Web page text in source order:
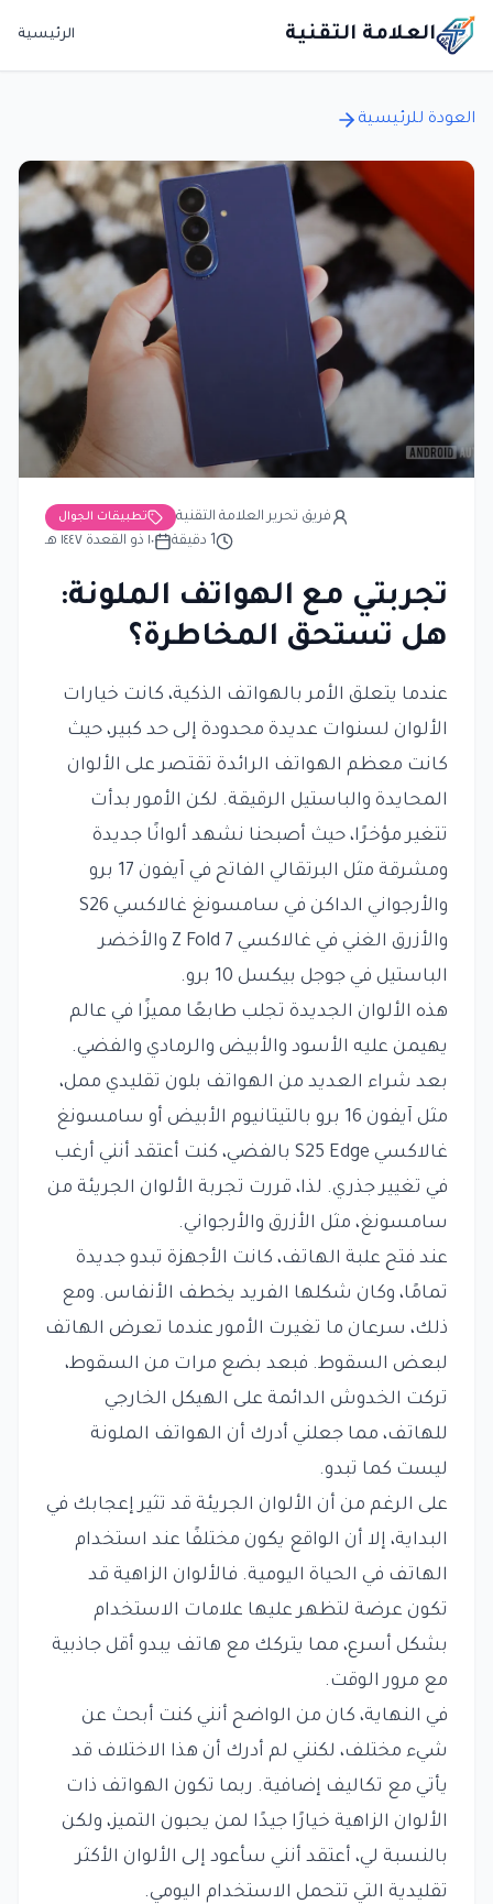
العلامة التقنية الرئيسية
العودة للرئيسية
تطبيقات الجوال
فريق تحرير العلامة التقنية
١٠ ذو القعدة ١٤٤٧ هـ
1 دقيقة
تجربتي مع الهواتف الملونة:
هل تستحق المخاطرة؟
عندما يتعلق الأمر بالهواتف الذكية، كانت خيارات
الألوان لسنوات عديدة محدودة إلى حد كبير، حيث
كانت معظم الهواتف الرائدة تقتصر على الألوان
المحايدة والباستيل الرقيقة. لكن الأمور بدأت
تتغير مؤخرًا، حيث أصبحنا نشهد ألوانًا جديدة
ومشرقة مثل البرتقالي الفاتح في آيفون 17 برو
والأرجواني الداكن في سامسونغ غالاكسي S26
والأزرق الغني في غالاكسي Z Fold 7 والأخضر
الباستيل في جوجل بيكسل 10 برو.
هذه الألوان الجديدة تجلب طابعًا مميزًا في عالم
يهيمن عليه الأسود والأبيض والرمادي والفضي.
بعد شراء العديد من الهواتف بلون تقليدي ممل،
مثل آيفون 16 برو بالتيتانيوم الأبيض أو سامسونغ
غالاكسي S25 Edge بالفضي، كنت أعتقد أنني أرغب
في تغيير جذري. لذا، قررت تجربة الألوان الجريئة من
سامسونغ، مثل الأزرق والأرجواني.
عند فتح علبة الهاتف، كانت الأجهزة تبدو جديدة
تمامًا، وكان شكلها الفريد يخطف الأنفاس. ومع
ذلك، سرعان ما تغيرت الأمور عندما تعرض الهاتف
لبعض السقوط. فبعد بضع مرات من السقوط،
تركت الخدوش الدائمة على الهيكل الخارجي
للهاتف، مما جعلني أدرك أن الهواتف الملونة
ليست كما تبدو.
على الرغم من أن الألوان الجريئة قد تثير إعجابك في
البداية، إلا أن الواقع يكون مختلفًا عند استخدام
الهاتف في الحياة اليومية. فالألوان الزاهية قد
تكون عرضة لتظهر عليها علامات الاستخدام
بشكل أسرع، مما يتركك مع هاتف يبدو أقل جاذبية
مع مرور الوقت.
في النهاية، كان من الواضح أنني كنت أبحث عن
شيء مختلف، لكنني لم أدرك أن هذا الاختلاف قد
يأتي مع تكاليف إضافية. ربما تكون الهواتف ذات
الألوان الزاهية خيارًا جيدًا لمن يحبون التميز، ولكن
بالنسبة لي، أعتقد أنني سأعود إلى الألوان الأكثر
تقليدية التي تتحمل الاستخدام اليومي.